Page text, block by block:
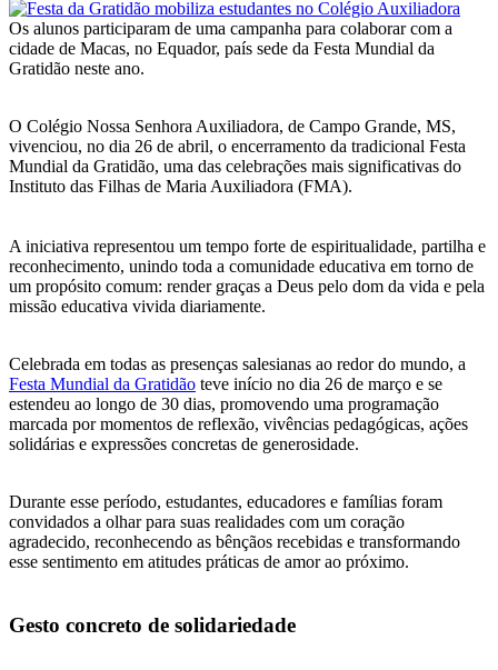
Os alunos participaram de uma campanha para colaborar com a
cidade de Macas, no Equador, país sede da Festa Mundial da
Gratidão neste ano.
O Colégio Nossa Senhora Auxiliadora, de Campo Grande, MS,
vivenciou, no dia 26 de abril, o encerramento da tradicional Festa
Mundial da Gratidão, uma das celebrações mais significativas do
Instituto das Filhas de Maria Auxiliadora (FMA).
A iniciativa representou um tempo forte de espiritualidade, partilha e
reconhecimento, unindo toda a comunidade educativa em torno de
um propósito comum: render graças a Deus pelo dom da vida e pela
missão educativa vivida diariamente.
Celebrada em todas as presenças salesianas ao redor do mundo, a
Festa Mundial da Gratidão teve início no dia 26 de março e se
estendeu ao longo de 30 dias, promovendo uma programação
marcada por momentos de reflexão, vivências pedagógicas, ações
solidárias e expressões concretas de generosidade.
Durante esse período, estudantes, educadores e famílias foram
convidados a olhar para suas realidades com um coração
agradecido, reconhecendo as bênçãos recebidas e transformando
esse sentimento em atitudes práticas de amor ao próximo.
Gesto concreto de solidariedade